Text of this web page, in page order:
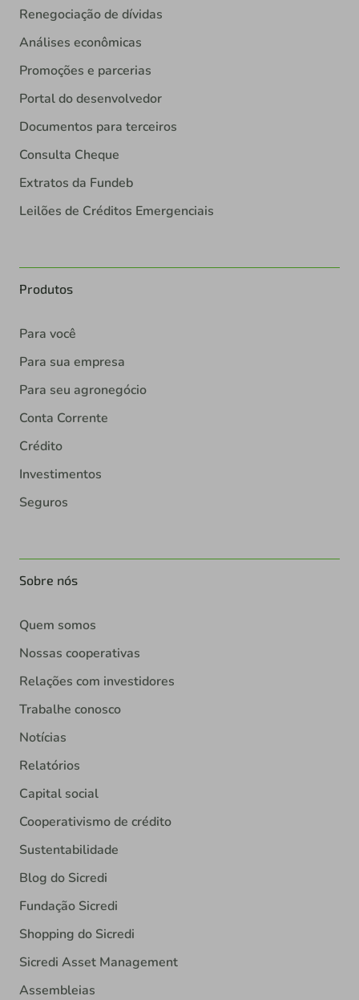
Renegociação de dívidas
Análises econômicas
Promoções e parcerias
Portal do desenvolvedor
Documentos para terceiros
Consulta Cheque
Extratos da Fundeb
Leilões de Créditos Emergenciais
Produtos
Para você
Para sua empresa
Para seu agronegócio
Conta Corrente
Crédito
Investimentos
Seguros
Sobre nós
Quem somos
Nossas cooperativas
Relações com investidores
Trabalhe conosco
Notícias
Relatórios
Capital social
Cooperativismo de crédito
Sustentabilidade
Blog do Sicredi
Fundação Sicredi
Shopping do Sicredi
Sicredi Asset Management
Assembleias